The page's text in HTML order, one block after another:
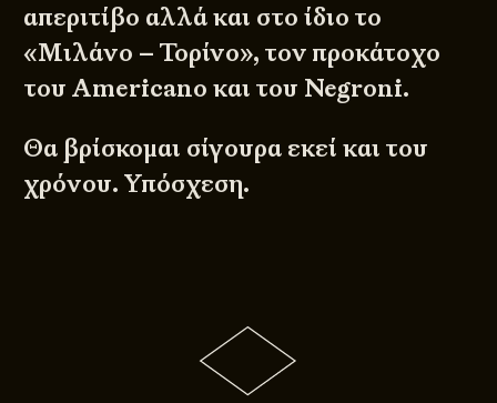
απεριτίβο αλλά και στο ίδιο το
«Μιλάνο – Τορίνο», τον προκάτοχο
του Americano και του Negroni.
Θα βρίσκομαι σίγουρα εκεί και του
χρόνου. Υπόσχεση.